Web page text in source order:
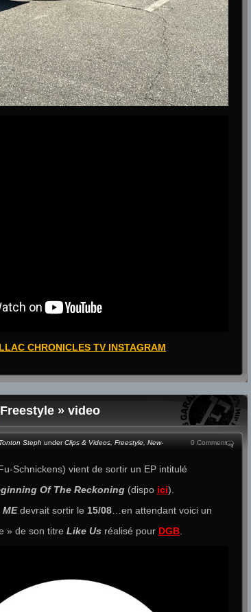
CHRONICLES TV INSTAGRAM
» video
Tonton Steph underClips & Videos Freestyle New-
0 Comment
Schnickens) vient de sortir un EP intitulé
Of The Reckoning(dispo ici).
MEdevrait sortir le 15/08…en attendant voici un
» de son titre Like Us réalisé pour DGB